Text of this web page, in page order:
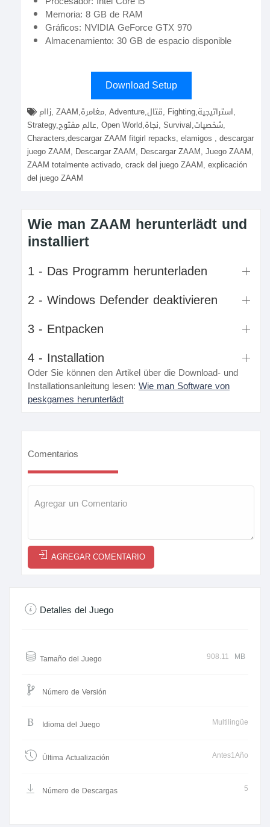
Memoria: 8 GB de RAM
Gráficos: NVIDIA GeForce GTX 970
Almacenamiento: 30 GB de espacio disponible
Download Setup
Strategy,عالم مفتوح, Open World,نجاة, Survival,شخصيات,
Characters,descargar ZAAM fitgirl repacks, elamigos , descargar
juego ZAAM, Descargar ZAAM, Descargar ZAAM, Juego ZAAM,
ZAAM totalmente activado, crack del juego ZAAM, explicación
del juego ZAAM
Wie man ZAAM herunterlädt und
installiert
1 - Das Programm herunterladen
2 - Windows Defender deaktivieren
3 - Entpacken
4 - Installation
Oder Sie können den Artikel über die Download- und
Installationsanleitung lesen: Wie man Software von
peskgames herunterlädt
Comentarios
AGREGAR COMENTARIO
Detalles del Juego
Tamaño del Juego 908.11 MB
Número de Versión
Idioma del Juego Multilingüe
Última Actualización Antes1Año
Número de Descargas 5